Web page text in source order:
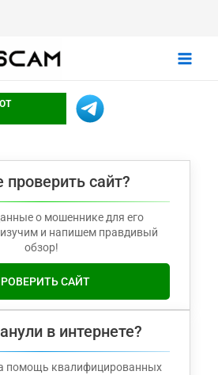
проверить сайт?
о мошеннике для его
и напишем правдивый
обзор!
САЙТ
в интернете?
помощь квалифицированных